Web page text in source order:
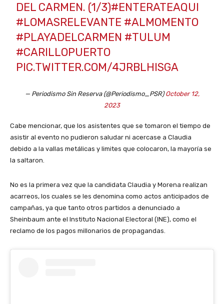
DEL CARMEN. (1/3)#ENTERATEAQUI
#LOMASRELEVANTE #ALMOMENTO
#PLAYADELCARMEN #TULUM
#CARILLOPUERTO
PIC.TWITTER.COM/4JRBLHISGA
— Periodismo Sin Reserva (@Periodismo_PSR)October 12,
2023
Cabe mencionar, que los asistentes que se tomaron el tiempo de
asistir al evento no pudieron saludar ni acercase a Claudia
debido a la vallas metálicas y limites que colocaron, la mayoría se
la saltaron.
No es la primera vez que la candidata Claudia y Morena realizan
acarreos, los cuales se les denomina como actos anticipados de
campañas, ya que tanto otros partidos a denunciado a
Sheinbaum ante el Instituto Nacional Electoral (INE), como el
reclamo de los pagos millonarios de propagandas.